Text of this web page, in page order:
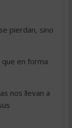
pierdan, sino
en forma
nos llevan a